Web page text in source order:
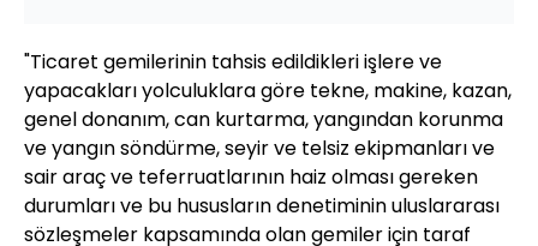
"Ticaret gemilerinin tahsis edildikleri işlere ve
yapacakları yolculuklara göre tekne, makine, kazan,
genel donanım, can kurtarma, yangından korunma
ve yangın söndürme, seyir ve telsiz ekipmanları ve
sair araç ve teferruatlarının haiz olması gereken
durumları ve bu hususların denetiminin uluslararası
sözleşmeler kapsamında olan gemiler için taraf